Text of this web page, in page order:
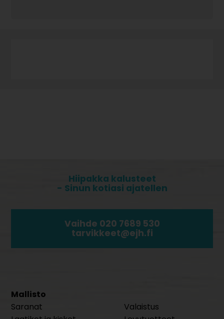
Hiipakka kalusteet
- Sinun kotiasi ajatellen
Vaihde 020 7689 530
tarvikkeet@ejh.fi
Mallisto
Saranat
Valaistus